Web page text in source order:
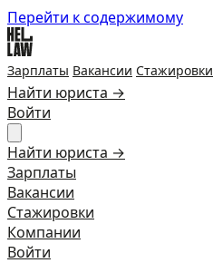
Перейти к содержимому
Зарплаты Вакансии Стажировки
Найти юриста →
Войти
Найти юриста →
Зарплаты
Вакансии
Стажировки
Компании
Войти